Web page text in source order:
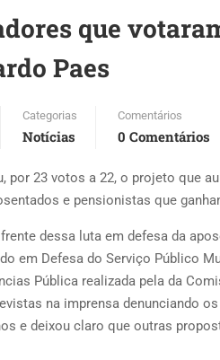
que
Paes
Categorias
Notícias
Comentários
0 Comentários
por 23 votos a 22, o projeto que
e pensionistas que
dessa luta em defesa da
em Defesa do Serviço Público
Pública realizada pela da
na imprensa denunciando
e deixou claro que outras